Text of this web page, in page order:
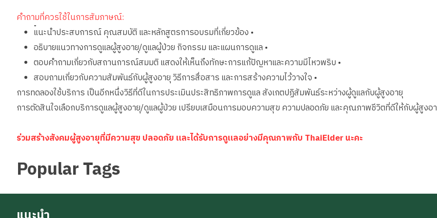
คำถามที่ควรใช้ในการสัมภาษณ์:
•
แนะนำประสบการณ์ คุณสมบัติ และหลักสูตรการอบรมที่เกี่ยวข้อง •
อธิบายแนวทางการดูแลผู้สูงอายุ/ดูแลผู้ป่วย กิจกรรม และแผนการดูแล •
ตอบคำถามเกี่ยวกับสถานการณ์สมมติ แสดงให้เห็นถึงทักษะการแก้ปัญหาและความมีไหวพริบ •
สอบถามเกี่ยวกับความสัมพันธ์กับผู้สูงอายุ วิธีการสื่อสาร และการสร้างความไว้วางใจ •
การทดลองใช้บริการ เป็นอีกหนึ่งวิธีที่ดีในการประเมินประสิทธิภาพการดูแล สังเกตปฏิสัมพันธ์ระหว่างผู้ดูแลกับผู้สูงอายุ
การตัดสินใจเลือกบริการดูแลผู้สูงอายุ/ดูแลผู้ป่วย เปรียบเสมือนการมอบความสุข ความปลอดภัย และคุณภาพชีวิตที่ดีให้กับผู้สูงอ
ร่วมสร้างสังคมผู้สูงอายุที่มีความสุข ปลอดภัย และได้รับการดูแลอย่างมีคุณภาพกับ ThaiElder นะคะ
Popular Tags